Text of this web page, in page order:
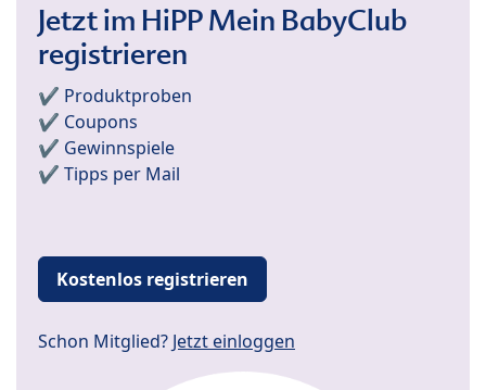
Jetzt im HiPP Mein BabyClub
registrieren
✔️ Produktproben
✔️ Coupons
✔️ Gewinnspiele
✔️ Tipps per Mail
Kostenlos registrieren
Schon Mitglied? Jetzt einloggen